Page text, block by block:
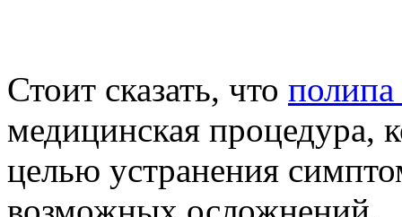
Стоит сказать, что полипа
медицинская процедура,
целью устранения